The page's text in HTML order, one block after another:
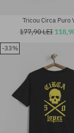
Mărimi existente:
M; L; XL
Tricou Circa Puro
177,90 LEI
-33%